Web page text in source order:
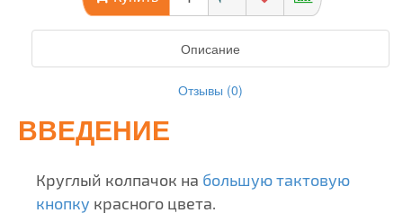
Описание
Отзывы (0)
ВВЕДЕНИЕ
Круглый колпачок на большую тактовую
кнопку красного цвета.